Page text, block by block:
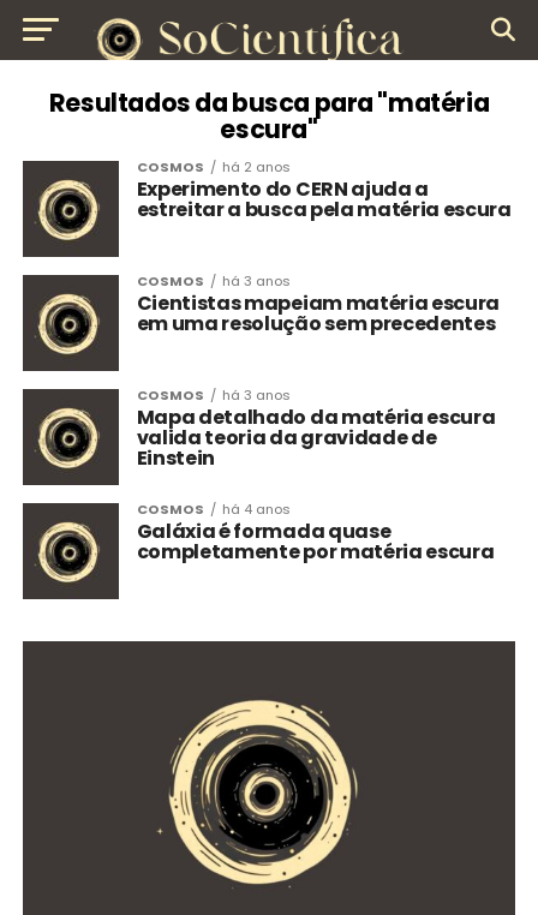
Resultados da busca para "matéria
escura"
COSMOS há 2 anos
Experimento do CERN ajuda a
estreitar a busca pela matéria escura
COSMOS há 3 anos
Cientistas mapeiam matéria escura
em uma resolução sem precedentes
COSMOS há 3 anos
Mapa detalhado da matéria escura
valida teoria da gravidade de
Einstein
COSMOS há 4 anos
Galáxia é formada quase
completamente por matéria escura